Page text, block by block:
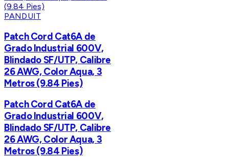
PANDUIT
Patch Cord Cat6A de
Grado Industrial 600V,
Blindado SF/UTP, Calibre
26 AWG, Color Aqua, 3
Metros (9.84 Pies)
Patch Cord Cat6A de
Grado Industrial 600V,
Blindado SF/UTP, Calibre
26 AWG, Color Aqua, 3
Metros (9.84 Pies)